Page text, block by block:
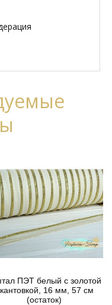
ПЭТ белый с золотой
16 мм, 57 см
(остаток)